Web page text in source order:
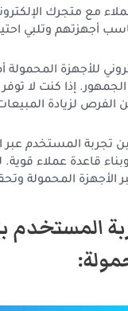
مع متجرك
أجهزتهم وتلبي
للأجهزة
إذا كنت لا
الفرص لزيادة
تجربة المستخدم عبر
وبناء قاعدة عملاء
المحمولة
المستخدم